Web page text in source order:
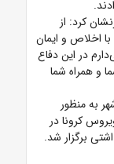
کرد: از
اخلاص و ایمان
در این دفاع
و همراه شما
به منظور
کرونا در
برگزار شد.